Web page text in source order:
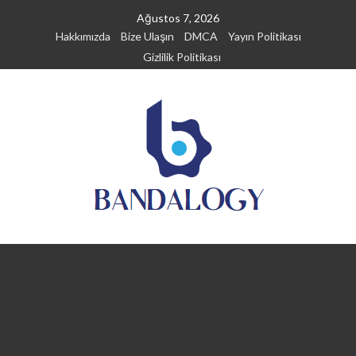
Ağustos 7, 2026
Hakkımızda
Bize Ulaşın DMCA
Yayın Politikası
Gizlilik Politikası